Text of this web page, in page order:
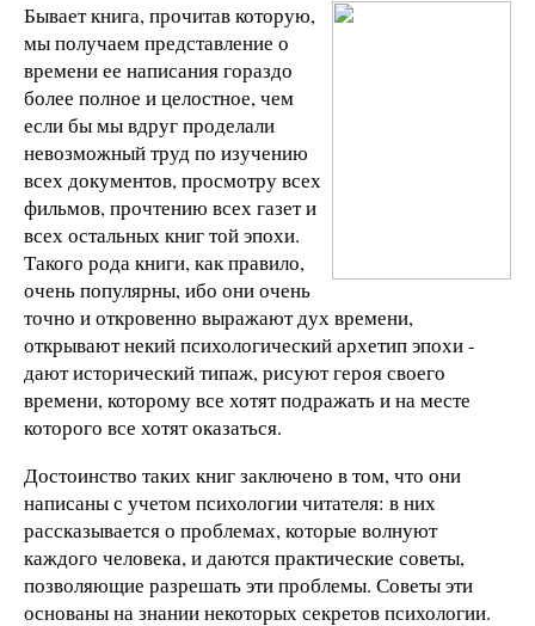
Бывает книга, прочитав которую,
мы получаем представление о
времени ее написания гораздо
более полное и целостное, чем
если бы мы вдруг проделали
невозможный труд по изучению
всех документов, просмотру всех
фильмов, прочтению всех газет и
всех остальных книг той эпохи.
Такого рода книги, как правило,
очень популярны, ибо они очень
точно и откровенно выражают дух времени,
открывают некий психологический архетип эпохи -
дают исторический типаж, рисуют героя своего
времени, которому все хотят подражать и на месте
которого все хотят оказаться.
Достоинство таких книг заключено в том, что они
написаны с учетом психологии читателя: в них
рассказывается о проблемах, которые волнуют
каждого человека, и даются практические советы,
позволяющие разрешать эти проблемы. Советы эти
основаны на знании некоторых секретов психологии.